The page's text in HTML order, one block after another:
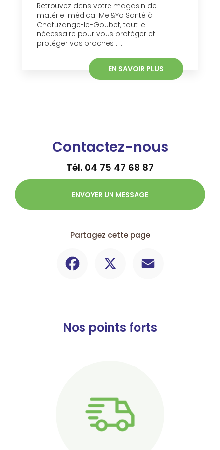
Retrouvez dans votre magasin de
matériel médical Mel&Yo Santé à
Chatuzange-le-Goubet, tout le
nécessaire pour vous protéger et
protéger vos proches : ...
EN SAVOIR PLUS
Contactez-nous
Tél. 04 75 47 68 87
ENVOYER UN MESSAGE
Partagez cette page
Nos points forts